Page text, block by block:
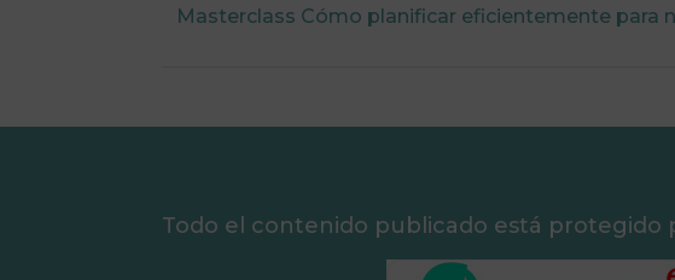
Masterclass Cómo planificar eficientemente
Todo el contenido publicado está protegido